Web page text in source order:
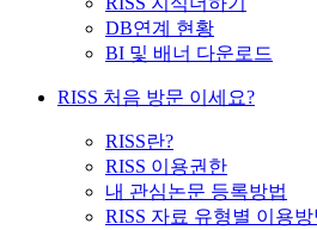
DB연계 현황
BI 및 배너 다운로드
RISS 처음 방문 이세요?
RISS란?
RISS 이용권한
내 관심논문 등록방법
RISS 자료 유형별 이용방